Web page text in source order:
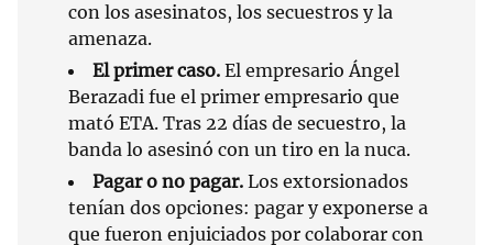
con los asesinatos, los secuestros y la
amenaza.
El primer caso. El empresario Ángel
Berazadi fue el primer empresario que
mató ETA. Tras 22 días de secuestro, la
banda lo asesinó con un tiro en la nuca.
Pagar o no pagar. Los extorsionados
tenían dos opciones: pagar y exponerse a
que fueron enjuiciados por colaborar con